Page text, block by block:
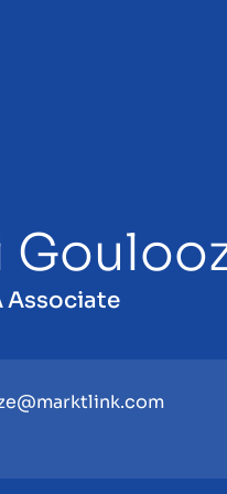
Associate